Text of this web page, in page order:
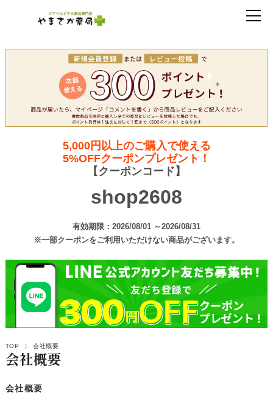
5,000円以上のご購入で使える
5%OFFクーポンプレゼント！
【クーポンコード】
shop2608
有効期限：2026/08/01 ～2026/08/31
※一部クーポンをご利用いただけない商品がございます。
TOP 会社概要
会社概要
会社概要